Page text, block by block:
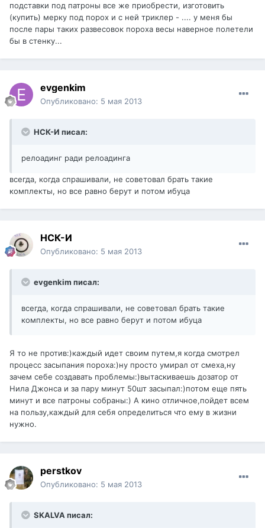
подставки под патроны все же приобрести, изготовить
(купить) мерку под порох и с ней триклер - .... у меня бы
после пары таких развесовок пороха весы наверное полетели
бы в стенку...
evgenkim
Опубликовано: 5 мая 2013
НСК-И писал:
релоадинг ради релоадинга
всегда, когда спрашивали, не советовал брать такие
комплекты, но все равно берут и потом ибуца
НСК-И
Опубликовано: 5 мая 2013
evgenkim писал:
всегда, когда спрашивали, не советовал брать такие
комплекты, но все равно берут и потом ибуца
Я то не против:)каждый идет своим путем,я когда смотрел
процесс засыпания пороха:)ну просто умирал от смеха,ну
зачем себе создавать проблемы:)вытаскиваешь дозатор от
Нила Джонса и за пару минут 50шт засыпал:)потом еще пять
минут и все патроны собраны:) А кино отличное,пойдет всем
на пользу,каждый для себя определиться что ему в жизни
нужно.
perstkov
Опубликовано: 5 мая 2013
SKALVA писал: